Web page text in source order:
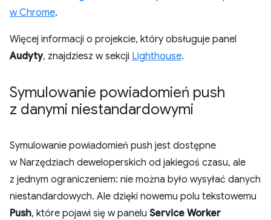
w Chrome.
Więcej informacji o projekcie, który obsługuje panel
Audyty, znajdziesz w sekcji Lighthouse.
Symulowanie powiadomień push
z danymi niestandardowymi
Symulowanie powiadomień push jest dostępne
w Narzędziach deweloperskich od jakiegoś czasu, ale
z jednym ograniczeniem: nie można było wysyłać danych
niestandardowych. Ale dzięki nowemu polu tekstowemu
Push, które pojawi się w panelu Service Worker